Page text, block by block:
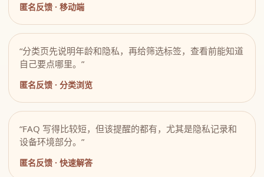
匿名反馈 · 移动端
“分类页先说明年龄和隐私，再给筛选标签，查看前能知道
自己要点哪里。”
匿名反馈 · 分类浏览
“FAQ 写得比较短，但该提醒的都有，尤其是隐私记录和
设备环境部分。”
匿名反馈 · 快速解答